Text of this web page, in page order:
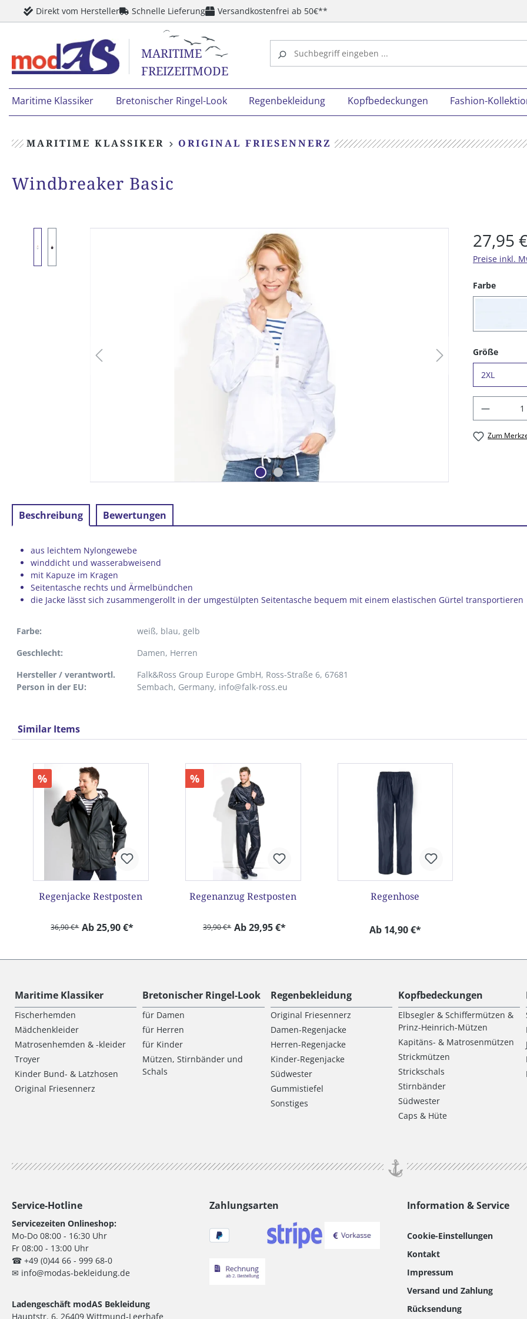
Zur Hauptnavigation springen
Direkt vom Hersteller Schnelle Lieferung Versandkostenfrei ab 50€**
MARITIME
FREIZEITMODE
Maritime Klassiker Bretonischer Ringel-Look Regenbekleidung Kopfbedeckungen Fashion-
MARITIME KLASSIKER ORIGINAL FRIESENNERZ
Windbreaker Basic
27,95
Preise inkl.
Farbe
Größe
Zum
Beschreibung Bewertungen
aus leichtem Nylongewebe
winddicht und wasserabweisend
mit Kapuze im Kragen
Seitentasche rechts und Ärmelbündchen
die Jacke lässt sich zusammengerollt in der umgestülpten Seitentasche bequem mit einem elastischen Gürtel transportieren
Farbe: weiß, blau, gelb
Geschlecht:
Damen, Herren
Hersteller / verantwortl.
Person in der EU:
Falk&Ross Group Europe GmbH, Ross-Straße 6, 67681
Sembach, Germany, info@falk-ross.eu
Similar Items
%
Regenjacke Restposten
36,90 €* Ab 25,90 €*
%
Regenanzug Restposten
39,90 €* Ab 29,95 €*
Regenhose
Ab 14,90 €*
Maritime Klassiker
Fischerhemden
Mädchenkleider
Matrosenhemden & -kleider
Troyer
Kinder Bund- & Latzhosen
Original Friesennerz
Bretonischer Ringel-Look
für Damen
für Herren
für Kinder
Mützen, Stirnbänder und
Schals
Regenbekleidung
Original Friesennerz
Damen-Regenjacke
Herren-Regenjacke
Kinder-Regenjacke
Südwester
Gummistiefel
Sonstiges
Kopfbedeckungen
Elbsegler & Schiffermützen &
Prinz-Heinrich-Mützen
Kapitäns- & Matrosenmützen
Strickmützen
Strickschals
Stirnbänder
Südwester
Caps & Hüte
Service-Hotline
Servicezeiten Onlineshop:
Mo-Do 08:00 - 16:30 Uhr
Fr 08:00 - 13:00 Uhr
☎ +49 (0)44 66 - 999 68-0
✉ info@modas-bekleidung.de
Ladengeschäft modAS Bekleidung
Hauptstr. 6, 26409 Wittmund-Leerhafe
Zahlungsarten Information & Service
Cookie-Einstellungen
Kontakt
Impressum
Versand und Zahlung
Rücksendung